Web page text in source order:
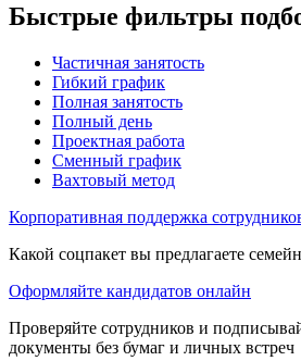
Быстрые фильтры
Частичная занятость
Гибкий график
Полная занятость
Полный день
Проектная работа
Сменный график
Вахтовый метод
Корпоративная поддержка
Какой соцпакет вы предлагаете
Оформляйте кандидатов онлайн
Проверяйте сотрудников и
документы без бумаг и личных встреч